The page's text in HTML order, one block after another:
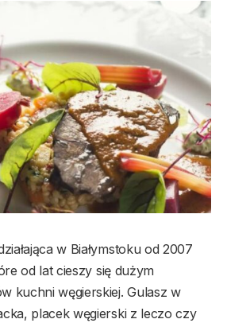
w Białymstoku od 2007
od lat cieszy się dużym
kuchni węgierskiej. Gulasz w
placek węgierski z leczo czy